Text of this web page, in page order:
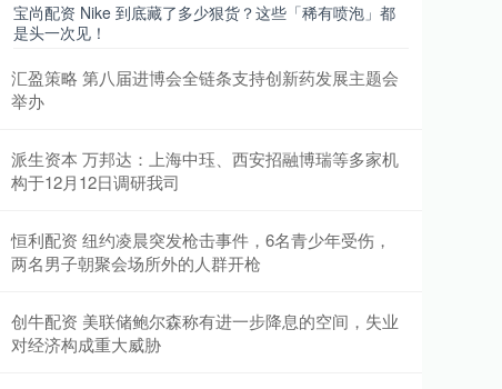
宝尚配资 Nike 到底藏了多少狠货？这些「稀有喷泡」都
是头一次见！
汇盈策略 第八届进博会全链条支持创新药发展主题会
举办
派生资本 万邦达：上海中珏、西安招融博瑞等多家机
构于12月12日调研我司
恒利配资 纽约凌晨突发枪击事件，6名青少年受伤，
两名男子朝聚会场所外的人群开枪
创牛配资 美联储鲍尔森称有进一步降息的空间，失业
对经济构成重大威胁